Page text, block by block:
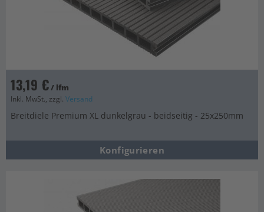
13,19 €/ lfm
Inkl. MwSt., zzgl. Versand
Breitdiele Premium XL dunkelgrau - beidseitig - 25x250mm
Konfigurieren